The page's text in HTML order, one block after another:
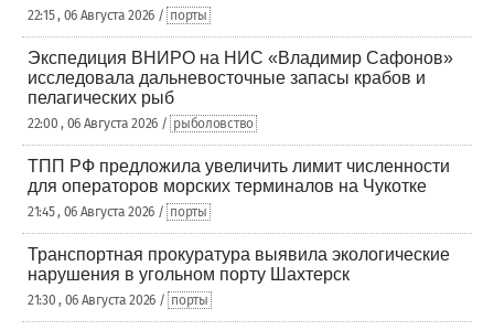
22:15 , 06 Августа 2026 / порты
Экспедиция ВНИРО на НИС «Владимир Сафонов»
исследовала дальневосточные запасы крабов и
пелагических рыб
22:00 , 06 Августа 2026 / рыболовство
ТПП РФ предложила увеличить лимит численности
для операторов морских терминалов на Чукотке
21:45 , 06 Августа 2026 / порты
Транспортная прокуратура выявила экологические
нарушения в угольном порту Шахтерск
21:30 , 06 Августа 2026 / порты